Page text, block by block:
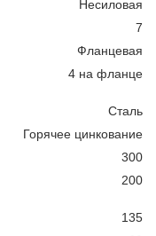
Несиловая
7
Фланцевая
4 на фланце
Сталь
Горячее цинкование
300
200
135